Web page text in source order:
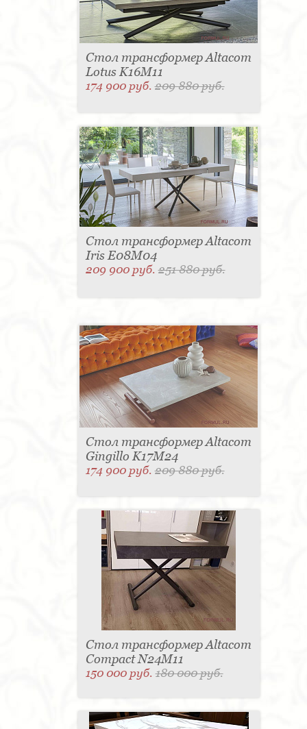
Стол трансформер Altacom
Lotus K16M11
174 900 руб.209 880 руб.
Стол трансформер Altacom
Iris E08M04
209 900 руб.251 880 руб.
Стол трансформер Altacom
Gingillo K17M24
174 900 руб.209 880 руб.
Стол трансформер Altacom
Compact N24M11
150 000 руб.180 000 руб.